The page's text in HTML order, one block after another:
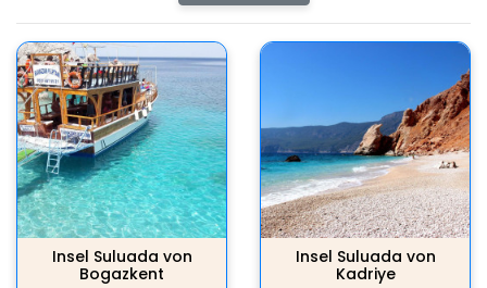
Insel Suluada von
Bogazkent
Insel Suluada von
Kadriye